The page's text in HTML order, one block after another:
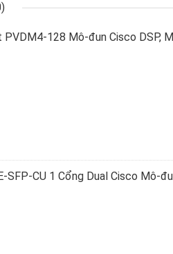
128 Mô-đun Cisco DSP,
SFP-CU 1 Cổng Dual Cisco Mô-